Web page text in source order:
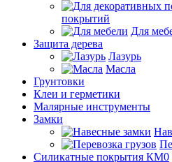
покрытий
Для
Защита дерева
Лазурь
Масла
Грунтовки
Клеи и герметики
Малярные инструменты
Замки
Силикатные покрытия КМ0